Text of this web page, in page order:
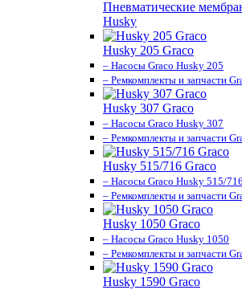
Пневматические
Husky
Husky 205 Graco
– Насосы Graco Husky 205
– Ремкомплекты и запчасти
Husky 307 Graco
– Насосы Graco Husky 307
– Ремкомплекты и запчасти
Husky 515/716 Graco
– Насосы Graco Husky 515/716
– Ремкомплекты и запчасти
Husky 1050 Graco
– Насосы Graco Husky 1050
– Ремкомплекты и запчасти
Husky 1590 Graco